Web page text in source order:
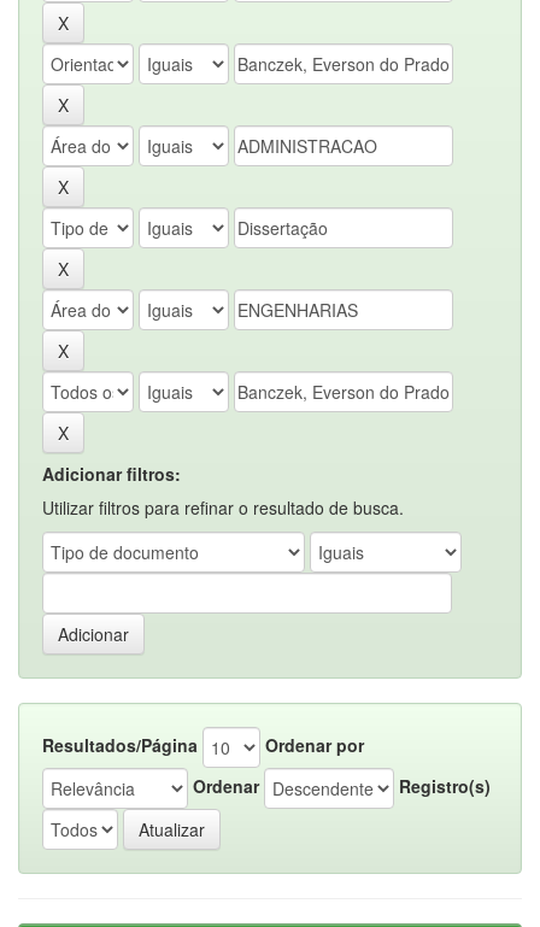
Adicionar filtros:
Utilizar filtros para refinar o resultado de busca.
Resultados/Página
Ordenar por
Ordenar
Registro(s)